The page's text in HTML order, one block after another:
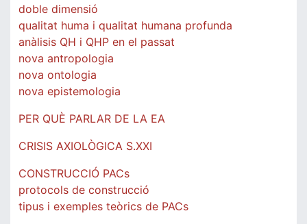
doble dimensió
qualitat huma i qualitat humana profunda
anàlisis QH i QHP en el passat
nova antropologia
nova ontologia
nova epistemologia
PER QUÈ PARLAR DE LA EA
CRISIS AXIOLÒGICA S.XXI
CONSTRUCCIÓ PACs
protocols de construcció
tipus i exemples teòrics de PACs